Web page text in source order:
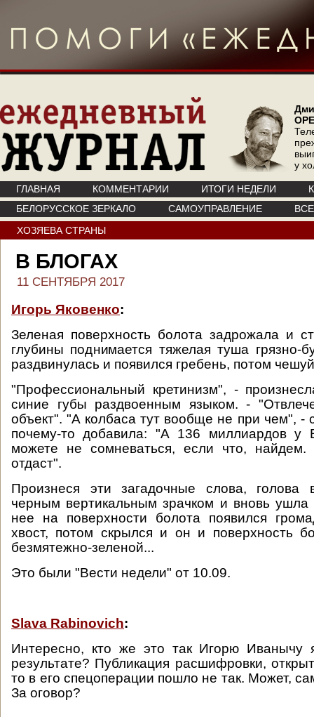
у
ГЛАВНАЯ КОММЕНТАРИИ ИТОГИ НЕДЕЛИ
БЕЛОРУССКОЕ ЗЕРКАЛО
САМОУПРАВЛЕНИЕ
ХОЗЯЕВА СТРАНЫ
В БЛОГАХ
11 СЕНТЯБРЯ 2017
Игорь Яковенко:
Зеленая поверхность болота задрожала и
глубины поднимается тяжелая туша грязно-
раздвинулась и появился гребень, потом
"Профессиональный кретинизм", -
синие губы раздвоенным языком. -
объект". "А колбаса тут вообще не при чем", -
почему-то добавила: "А 136 миллиардов у
можете не сомневаться, если что,
отдаст".
Произнеся эти загадочные слова, голова
черным вертикальным зрачком и вновь ушла
нее на поверхности болота появился
хвост, потом скрылся и он и поверхность
безмятежно-зеленой...
Это были "Вести недели" от 10.09.
Slava Rabinovich:
Интересно, кто же это так Игорю Иванычу
результате? Публикация расшифровки,
то в его спецоперации пошло не так. Может,
За оговор?